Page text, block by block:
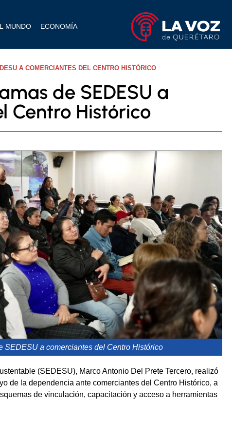
MUNDO ECONOMÍA
A COMERCIANTES DEL CENTRO HISTÓRICO
de SEDESU a
Centro Histórico
SEDESU a comerciantes del Centro Histórico
(SEDESU), Marco Antonio Del Prete Tercero, realizó
de la dependencia ante comerciantes del Centro Histórico, a
de vinculación, capacitación y acceso a herramientas